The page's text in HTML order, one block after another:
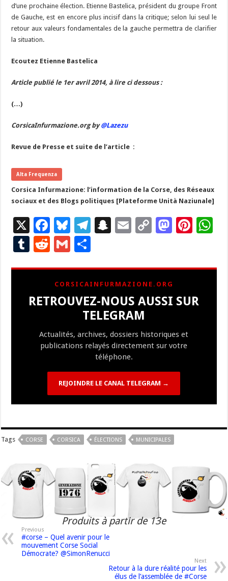
d’une prochaine élection. Etienne Bastelica, président du groupe Front
de Gauche, est en encore plus incisif dans la critique; selon lui seul le
retour aux valeurs fondamentales de la gauche permettra de clarifier
la situation.
Ecoutez Etienne Bastelica
Article publié le 1er avril 2014, à lire ci dessous :
(…)
CorsicaInfurmazione.org by@Lazezu
Revue de Presse et suite de l’article :
Alta Frequenza
Corsica Infurmazione: l’information de la Corse, des Réseaux
sociaux et des Blogs politiques [Plateforme Unità Naziunale]
X
F
ac
e
b
o
o
Bl
u
es
ky
T
gr
a
m
S
p
c
h
at
E
l
C
y
Li
n
M
d
n
Pi
es
T
bl
r
R
d
di
t
G
ai
l
ta
g
er
CORSICAINFURMAZIONE.ORG
RETROUVEZ-NOUS AUSSI SUR
TELEGRAM
Actualités, archives, dossiers historiques et
publications relayés directement sur votre
téléphone.
REJOINDRE LE CANAL TELEGRAM →
Tags CORSE CORSICA ÉLECTIONS MUNICIPALES
Produits à partir de 13e
Previous
#corse – Quel avenir pour le
mouvement Corse Social
Démocrate? @SimonRenucci
Next
Retour à la dure réalité pour les
élus de l’assemblée de #Corse